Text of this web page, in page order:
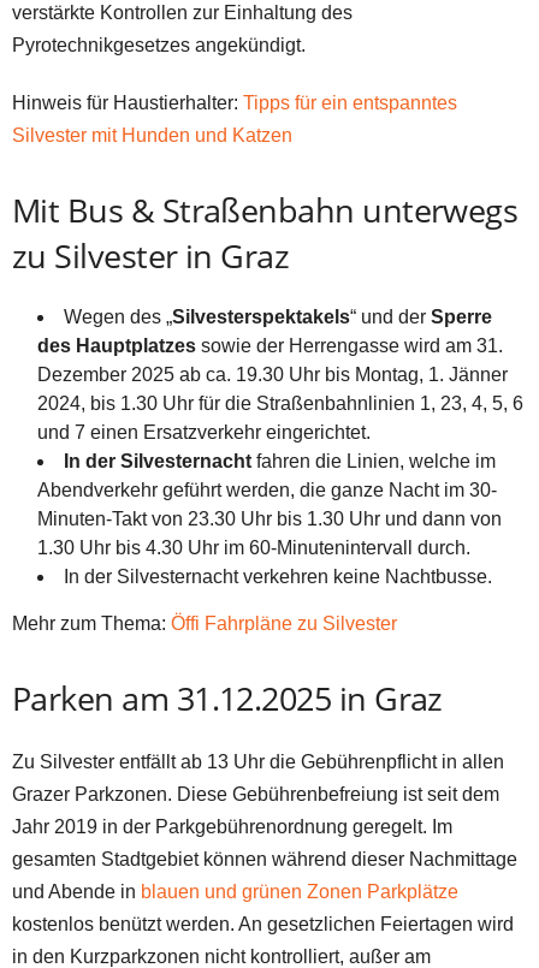
verstärkte Kontrollen zur Einhaltung des
Pyrotechnikgesetzes angekündigt.
Hinweis für Haustierhalter: Tipps für ein entspanntes
Silvester mit Hunden und Katzen
Mit Bus & Straßenbahn unterwegs
zu Silvester in Graz
Wegen des „Silvesterspektakels“ und der Sperre
des Hauptplatzes sowie der Herrengasse wird am 31.
Dezember 2025 ab ca. 19.30 Uhr bis Montag, 1. Jänner
2024, bis 1.30 Uhr für die Straßenbahnlinien 1, 23, 4, 5, 6
und 7 einen Ersatzverkehr eingerichtet.
In der Silvesternacht fahren die Linien, welche im
Abendverkehr geführt werden, die ganze Nacht im 30-
Minuten-Takt von 23.30 Uhr bis 1.30 Uhr und dann von
1.30 Uhr bis 4.30 Uhr im 60-Minutenintervall durch.
In der Silvesternacht verkehren keine Nachtbusse.
Mehr zum Thema: Öffi Fahrpläne zu Silvester
Parken am 31.12.2025 in Graz
Zu Silvester entfällt ab 13 Uhr die Gebührenpflicht in allen
Grazer Parkzonen. Diese Gebührenbefreiung ist seit dem
Jahr 2019 in der Parkgebührenordnung geregelt. Im
gesamten Stadtgebiet können während dieser Nachmittage
und Abende in blauen und grünen Zonen Parkplätze
kostenlos benützt werden. An gesetzlichen Feiertagen wird
in den Kurzparkzonen nicht kontrolliert, außer am